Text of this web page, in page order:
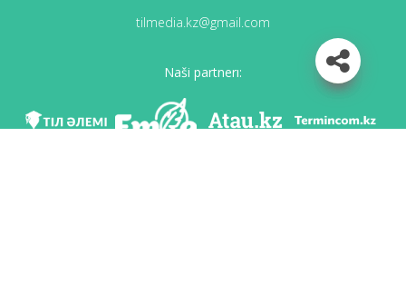
tilmedia.kz@gmail.com
Naši partnerı: